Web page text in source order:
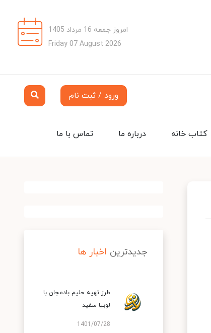
امروز جمعه 16 مرداد 1405
Friday 07 August 2026
ورود / ثبت نام
تماس با ما درباره ما کتاب خانه
جدیدترین اخبار ها
طرز تهیه حلیم بادمجان با
لوبیا سفید
1401/07/28